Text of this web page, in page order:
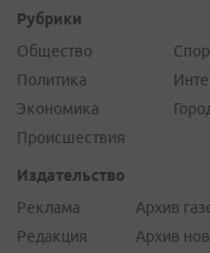
Рубрики
Общество
Политика
Экономика
Происшествия
Издательство
Реклама
Редакция
Архив
Архив